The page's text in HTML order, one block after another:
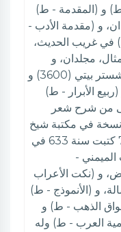
- ط) و (المقدمة - ط)
و (مقدمة الأدب -
في غريب الحديث،
مجلدان، و
(رؤوس المسائل - خ) في شستر بيتي (3600) و
الأبرار - ط)
من شرح شعر
نسخة في مكتبة شيخ
الإسلام، بالمدينة، رقم 795 كتبت سنة 633 في
الميمني -
و (نكت الأعراب
و (الأنموذج - ط)
الذهب - ط) و
العرب - ط) وله